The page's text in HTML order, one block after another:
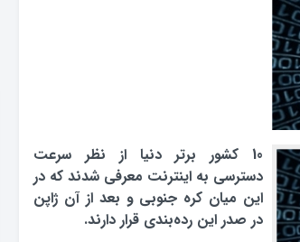
10 کشور برتر دنیا از نظر سرعت
دسترسی به اینترنت معرفی شدند که در
این میان کره جنوبی و بعد از آن ژاپن
در صدر این رده‌بندی قرار دارند.